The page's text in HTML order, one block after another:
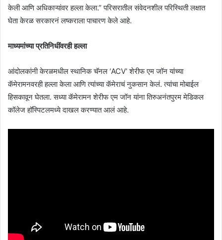
केली आणि अधिकाऱ्यांवर हल्ला केला.” परिसरातील संवेदनशील परिस्थिती लक्षात
घेता केरळ सरकारनं लष्कराला पाचारण केले आहे.
माध्यमांच्या प्रतिनिधींवरही हल्ला
आंदोलकांनी केरळमधील स्थानिक चॅनल ‘ACV’ शेरीफ एम जॉन यांच्या
कॅमेरामनवरही हल्ला केला आणि त्यांच्या कॅमेराचं नुकसान केलं. त्यांचा मोबाईल
हिसकावून घेतला. सध्या कॅमेरामन शेरीफ एम जॉन यांना तिरुअनंतपुरम मेडिकल
कॉलेज हॉस्पिटलमध्ये दाखल करण्यात आलं आहे.